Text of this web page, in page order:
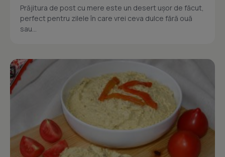
Prăjitura de post cu mere este un desert ușor de făcut,
perfect pentru zilele în care vrei ceva dulce fără ouă
sau...